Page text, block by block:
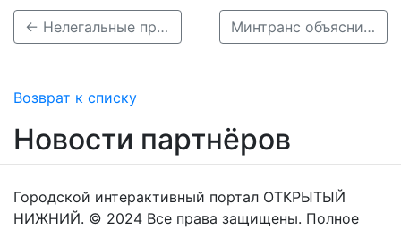
← Нелегальные продавцы топлива активизировались в Нижегородской области Минтранс объяснил рост цены на проезд по нижегородской канатной дороге →
Возврат к списку
Новости партнёров
Городской интерактивный портал ОТКРЫТЫЙ
НИЖНИЙ. © 2024 Все права защищены. Полное